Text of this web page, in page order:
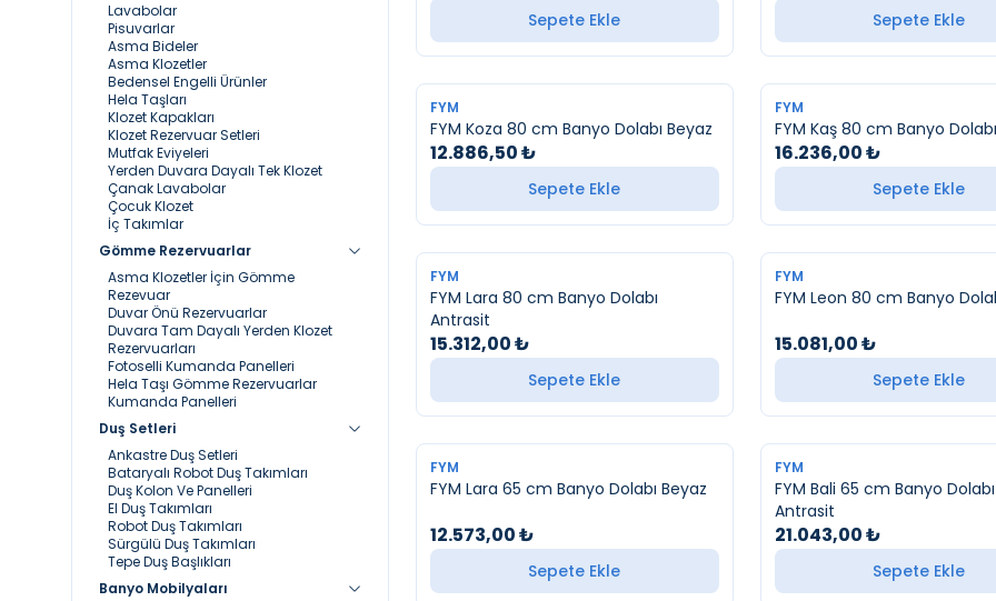
Lavabolar
Pisuvarlar
Asma Bideler
Asma Klozetler
Bedensel Engelli Ürünler
Hela Taşları
Klozet Kapakları
Klozet Rezervuar Setleri
Mutfak Eviyeleri
Yerden Duvara Dayalı Tek Klozet
Çanak Lavabolar
Çocuk Klozet
İç Takımlar
Gömme Rezervuarlar
Asma Klozetler İçin Gömme
Rezevuar
Duvar Önü Rezervuarlar
Duvara Tam Dayalı Yerden Klozet
Rezervuarları
Fotoselli Kumanda Panelleri
Hela Taşı Gömme Rezervuarlar
Kumanda Panelleri
Duş Setleri
Ankastre Duş Setleri
Bataryalı Robot Duş Takımları
Duş Kolon Ve Panelleri
El Duş Takımları
Robot Duş Takımları
Sürgülü Duş Takımları
Tepe Duş Başlıkları
Banyo Mobilyaları
Sepete Ekle Sepete Ekle
FYM
FYM Koza 80 cm Banyo Dolabı Beyaz
12.886,50₺
Sepete Ekle
FYM
FYM Kaş 80 cm Banyo
16.236,00₺
Sepete Ekle
FYM
FYM Lara 80 cm Banyo Dolabı
Antrasit
15.312,00₺
Sepete Ekle
YENI
FYM
FYM Leon 80 cm Banyo
15.081,00₺
Sepete Ekle
FYM
FYM Lara 65 cm Banyo Dolabı Beyaz
12.573,00₺
Sepete Ekle
FYM
FYM Bali 65 cm Banyo
Antrasit
21.043,00₺
Sepete Ekle